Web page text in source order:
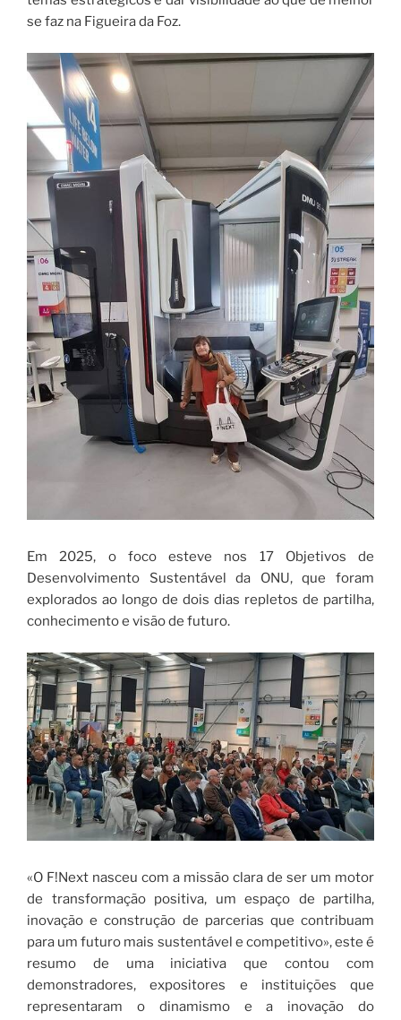
se faz na Figueira da Foz.
Em 2025, o foco esteve nos 17 Objetivos de
Desenvolvimento Sustentável da ONU, que foram
explorados ao longo de dois dias repletos de partilha,
conhecimento e visão de futuro.
«O F!Next nasceu com a missão clara de ser um motor
de transformação positiva, um espaço de partilha,
inovação e construção de parcerias que contribuam
para um futuro mais sustentável e competitivo», este é
resumo de uma iniciativa que contou com
demonstradores, expositores e instituições que
representaram o dinamismo e a inovação do